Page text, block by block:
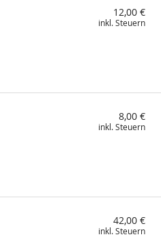
12,00 €
inkl. Steuern
8,00 €
inkl. Steuern
42,00 €
inkl. Steuern